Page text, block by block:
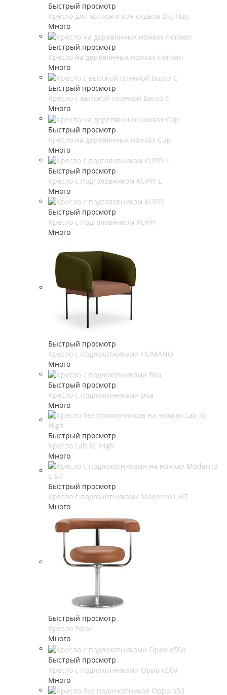
Быстрый просмотр
Кресло для холлов и зон отдыха Big Hug
Много
Быстрый просмотр
Кресло на деревянных ножках Honken
Много
Быстрый просмотр
Кресло с высокой спинкой Basso C
Много
Быстрый просмотр
Кресло на деревянных ножках Cup
Много
Быстрый просмотр
Кресло с подголовником KUPPI L
Много
Быстрый просмотр
Кресло с подголовником KUPPI
Много
Быстрый просмотр
Кресло с подлокотниками HUMANO
Много
Быстрый просмотр
Кресло с подлокотниками Boa
Много
Быстрый просмотр
Кресло Lab XL High
Много
Быстрый просмотр
Кресло c подлокотниками Moderno L-67
Много
Быстрый просмотр
Кресло Polar
Много
Быстрый просмотр
Кресло с подлокотниками Oppo o50a
Много